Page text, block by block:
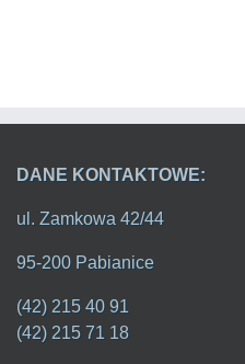
DANE KONTAKTOWE:
ul. Zamkowa 42/44
95-200 Pabianice
(42) 215 40 91
(42) 215 71 18